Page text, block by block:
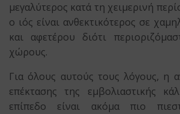
μεγαλύτερος κατά τη χειμερινή
ο ιός είναι ανθεκτικότερος σε
και αφετέρου διότι
χώρους.
Για όλους αυτούς τους λόγους, η
επέκτασης της εμβολιαστικής
επίπεδο είναι ακόμα πιο